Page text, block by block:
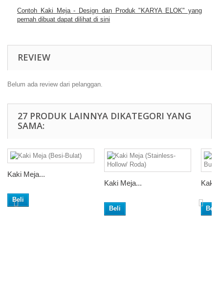
Contoh Kaki Meja - Design dan Produk "KARYA ELOK" yang
pernah dibuat dapat dilihat di sini
REVIEW
Belum ada review dari pelanggan.
27 PRODUK LAINNYA DIKATEGORI YANG
SAMA:
Kaki Meja...
Beli
Kaki Meja...
Beli
Kaki
Beli